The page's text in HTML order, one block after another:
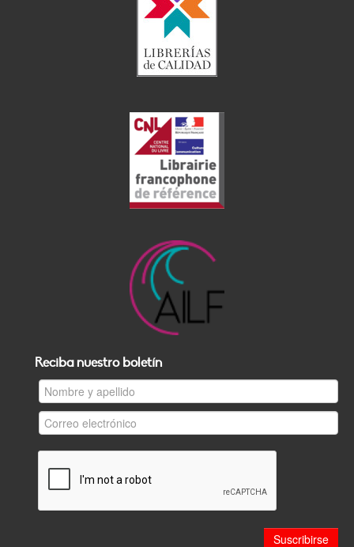
Reciba nuestro boletín